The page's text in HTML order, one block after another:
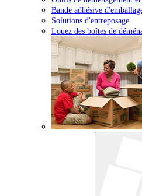
Bande adhésive
Solutions d'entreposage
Louez des boîtes de